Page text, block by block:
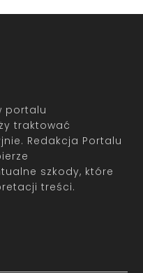
portalu
traktować
Redakcja Portalu
szkody, które
treści.